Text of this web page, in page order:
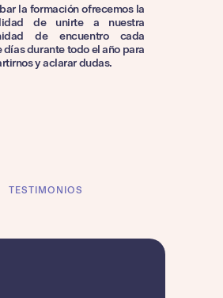
la formación ofrecemos la
de unirte a nuestra
de encuentro cada
días durante todo el año para
y aclarar dudas.
TESTIMONIOS